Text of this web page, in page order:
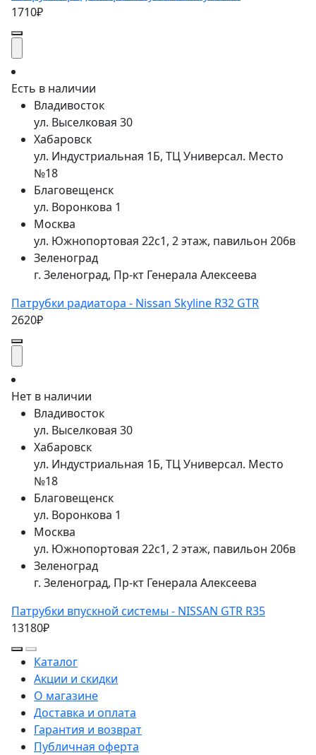
1710₽
Есть в наличии
Владивосток
ул. Выселковая 30
Хабаровск
ул. Индустриальная 1Б, ТЦ Универсал. Место
№18
Благовещенск
ул. Воронкова 1
Москва
ул. Южнопортовая 22с1, 2 этаж, павильон 206в
Зеленоград
г. Зеленоград, Пр-кт Генерала Алексеева
Патрубки радиатора - Nissan Skyline R32 GTR
2620₽
Нет в наличии
Владивосток
ул. Выселковая 30
Хабаровск
ул. Индустриальная 1Б, ТЦ Универсал. Место
№18
Благовещенск
ул. Воронкова 1
Москва
ул. Южнопортовая 22с1, 2 этаж, павильон 206в
Зеленоград
г. Зеленоград, Пр-кт Генерала Алексеева
Патрубки впускной системы - NISSAN GTR R35
13180₽
Каталог
Акции и скидки
О магазине
Доставка и оплата
Гарантия и возврат
Публичная оферта